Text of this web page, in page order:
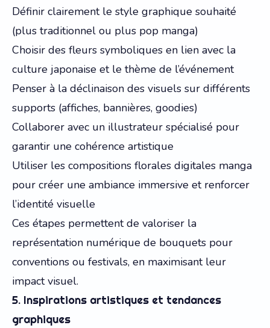
Définir clairement le style graphique souhaité
(plus traditionnel ou plus pop manga)
Choisir des fleurs symboliques en lien avec la
culture japonaise et le thème de l’événement
Penser à la déclinaison des visuels sur différents
supports (affiches, bannières, goodies)
Collaborer avec un illustrateur spécialisé pour
garantir une cohérence artistique
Utiliser les compositions florales digitales manga
pour créer une ambiance immersive et renforcer
l’identité visuelle
Ces étapes permettent de valoriser la
représentation numérique de bouquets pour
conventions ou festivals, en maximisant leur
impact visuel.
5. Inspirations artistiques et tendances
graphiques